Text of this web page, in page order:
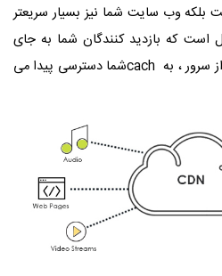
وب سایت شما نیز بسیار سریعتر
است که بازدید کنندگان شما به جای
سرور ، به cachشما دسترسی پیدا می